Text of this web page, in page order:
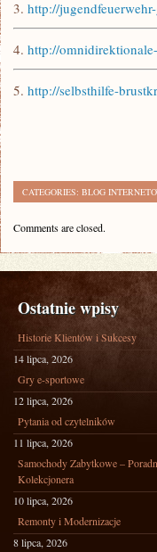
3. http://
4. http://
5. http://selbsthilfe-
CATEGORIES: BLOG
Comments are closed.
Ostatnie wpisy
Historie Klientów i Sukcesy
14 lipca, 2026
Gry e-sportowe
12 lipca, 2026
Pytania od czytelników
11 lipca, 2026
Samochody Zabytkowe –
Kolekcjonera
10 lipca, 2026
Remonty i Modernizacje
8 lipca, 2026